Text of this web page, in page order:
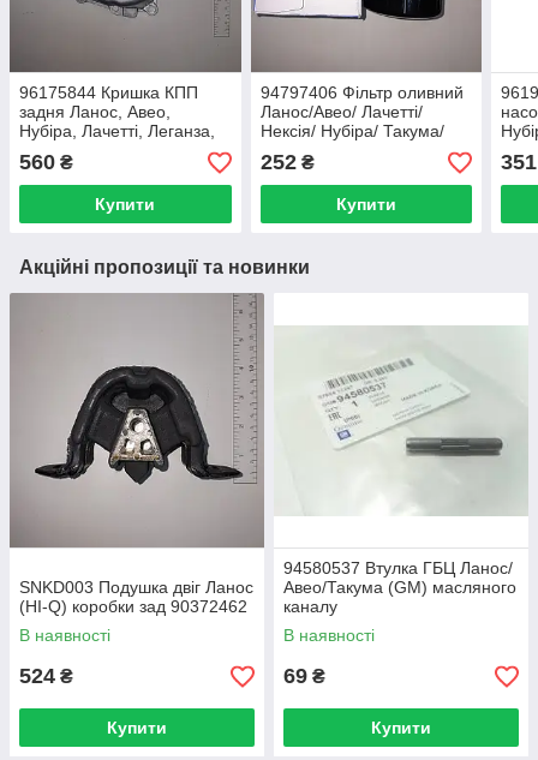
96175844 Кришка КПП
задня Ланос, Авео,
Нубіра, Лачетті, Леганза,
Еванда, Такума (що в GM)
оригінал
560 ₴
Купити
94797406 Фільтр оливний
Ланос/Авео/ Лачетті/
Нексія/ Нубіра/ Такума/
Еванда/Епіка (GM)
252₴
Купити
351
Акційні пропозиції та новинки
SNKD003 Подушка двіг Ланос
(HI-Q) коробки зад 90372462
В наявності
524 ₴
Купити
94580537 Втулка ГБЦ Ланос/
Авео/Такума (GM) масляного
каналу
В наявності
69 ₴
Купити